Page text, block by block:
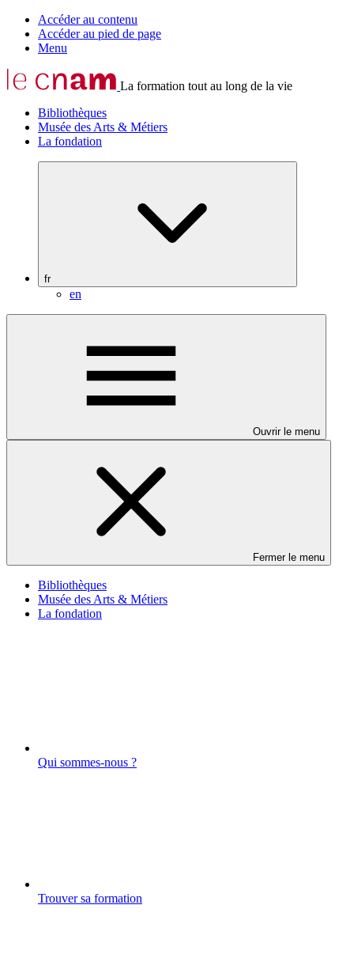
Accéder au contenu
Accéder au pied de page
Menu
La formation tout au long de la vie
Bibliothèques
Musée des Arts & Métiers
La fondation
fr
en
Ouvrir le menu
Fermer le menu
Bibliothèques
Musée des Arts & Métiers
La fondation
Qui sommes-nous ?
Trouver sa formation